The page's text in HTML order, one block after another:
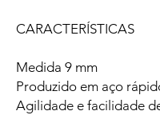
CARACTERÍSTICAS
Medida 9 mm
Produzido em aço
Agilidade e facilidade